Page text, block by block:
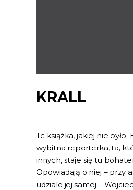
KRALL
To książka, jakiej nie było.
wybitna reporterka, ta,
innych, staje się tu
Opowiadają o niej – przy
udziale jej samej –